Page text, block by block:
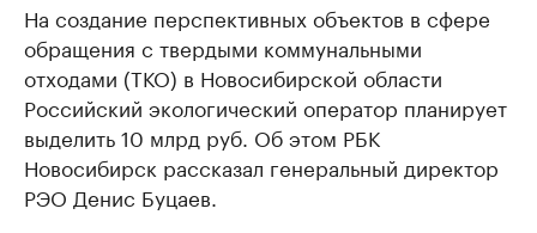
На создание перспективных объектов в сфере
обращения с твердыми коммунальными
отходами (ТКО) в Новосибирской области
Российский экологический оператор планирует
выделить 10 млрд руб. Об этом РБК
Новосибирск рассказал генеральный директор
РЭО Денис Буцаев.